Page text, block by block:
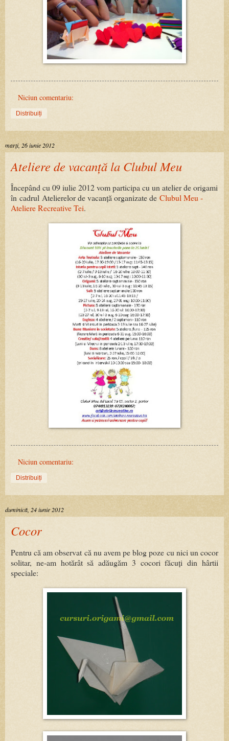
Niciun comentariu:
Distribuiți
marți, 26 iunie 2012
Ateliere de vacanță la Clubul Meu
Începând cu 09 iulie 2012 vom participa cu un atelier de origami
în cadrul Atelierelor de vacanță organizate de Clubul Meu -
Ateliere Recreative Tei.
Niciun comentariu:
Distribuiți
duminică, 24 iunie 2012
Cocor
Pentru că am observat că nu avem pe blog poze cu nici un cocor
solitar, ne-am hotărât să adăugăm 3 cocori făcuți din hârtii
speciale: